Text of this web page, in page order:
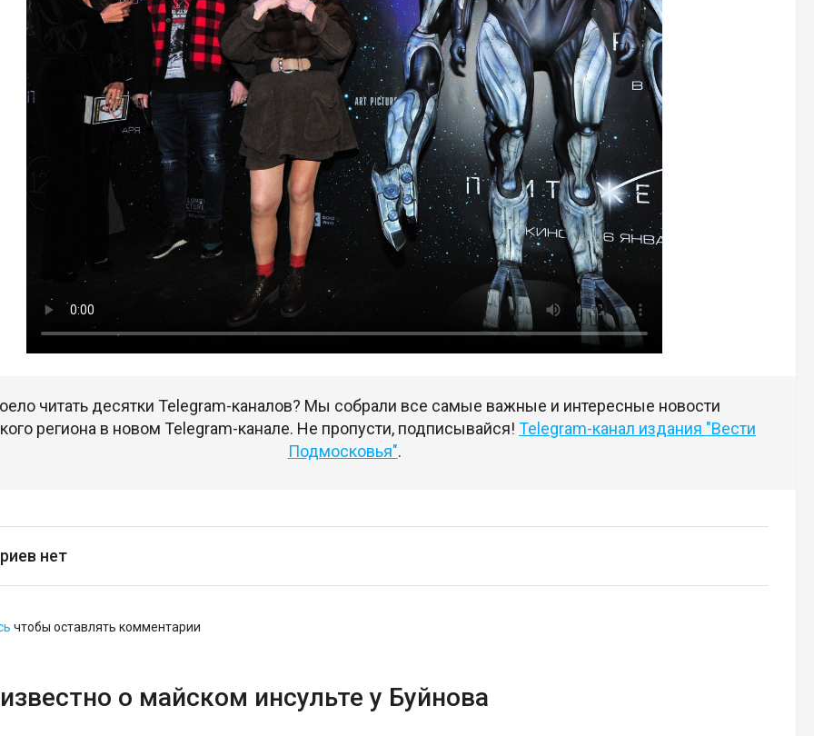
читать десятки Telegram-каналов? Мы собрали все самые важные и интересные новости
региона в новом Telegram-канале. Не пропусти, подписывайся! Telegram-канал издания "Вести
Подмосковья".
нет
чтобы оставлять комментарии
о майском инсульте у Буйнова